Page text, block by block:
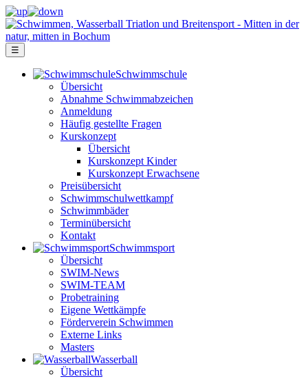
☰
Schwimm­schule
Übersicht
Ab­nah­me Schwimm­ab­zei­chen
Anmeldung
Häufig gestellte Fragen
Kurs­konzept
Übersicht
Kurskonzept Kinder
Kurskonzept Erwachsene
Preis­über­sicht
Schwimm­schul­wett­kampf
Schwimm­bäder
Terminübersicht
Kontakt
Schwimm­sport
Übersicht
SWIM-News
SWIM-TEAM
Probe­training
Eigene Wettkämpfe
Förderverein Schwimmen
Externe Links
Masters
Wasser­ball
Übersicht